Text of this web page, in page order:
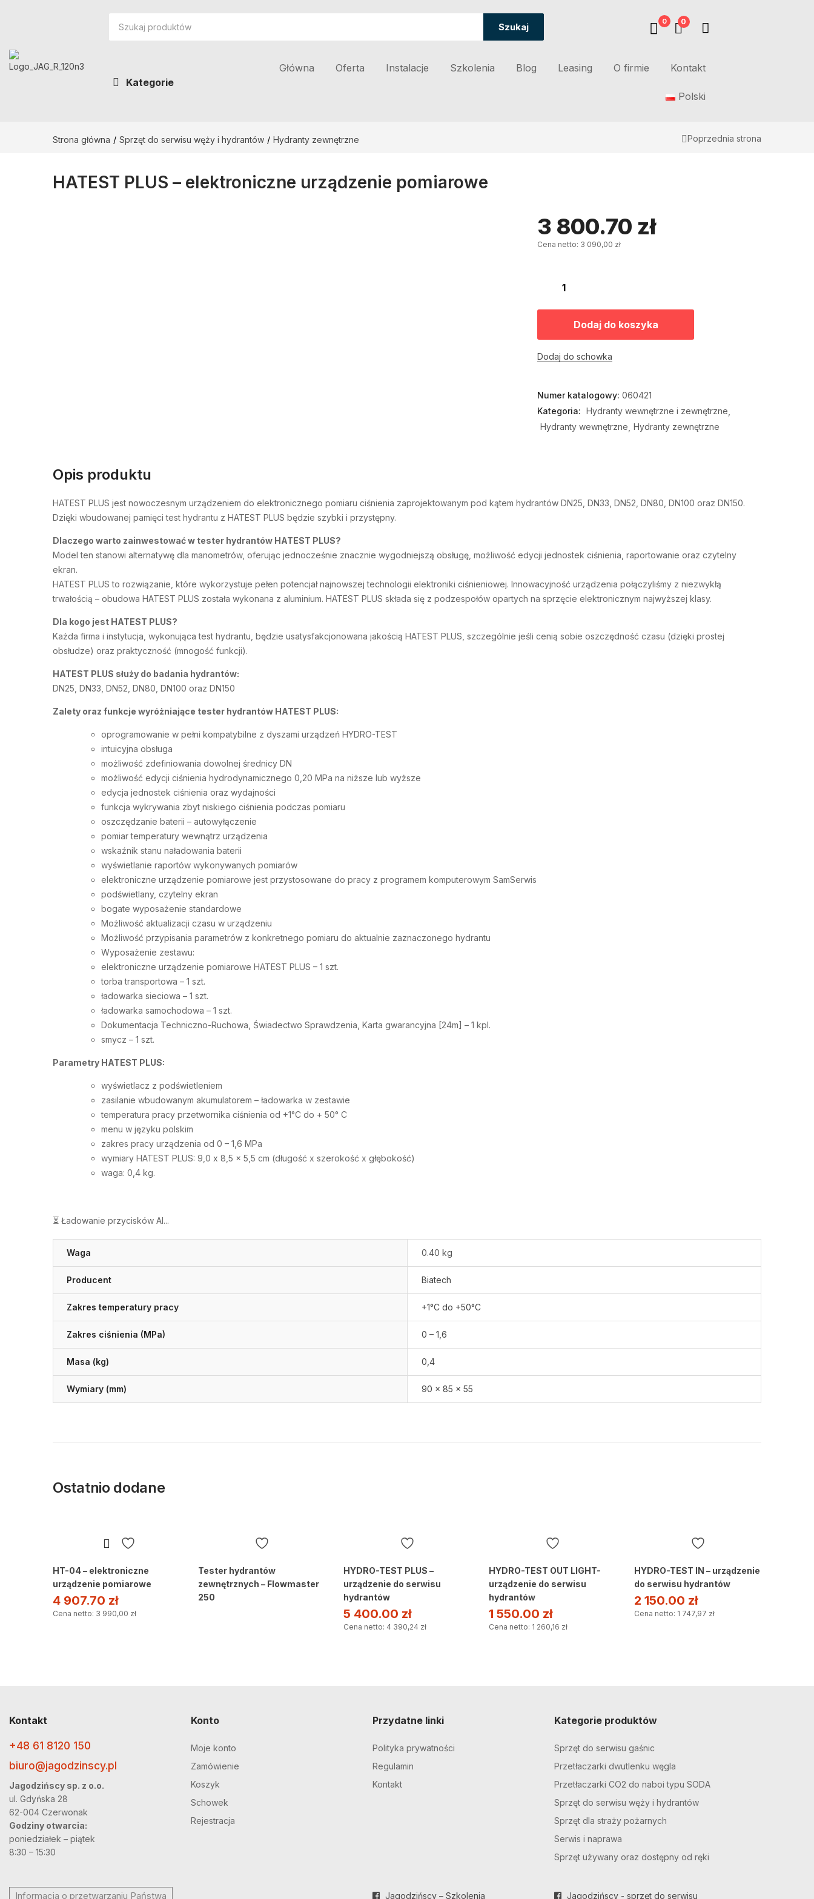
Szukaj 0 0
Kategorie
Główna Oferta Instalacje Szkolenia Blog Leasing O firmie Kontakt
Polski
Strona główna Sprzęt do serwisu węży i hydrantów Hydranty zewnętrzne Poprzednia strona
HATEST PLUS – elektroniczne urządzenie pomiarowe
3 800.70 zł
Cena netto: 3 090,00 zł
Dodaj do koszyka
Dodaj do schowka
Numer katalogowy: 060421
Kategoria: Hydranty wewnętrzne i zewnętrzne
Hydranty wewnętrzne Hydranty zewnętrzne
Opis produktu
HATEST PLUS jest nowoczesnym urządzeniem do elektronicznego pomiaru ciśnienia zaprojektowanym pod kątem hydrantów DN25, DN33, DN52, DN80, DN100 oraz DN150.
Dzięki wbudowanej pamięci test hydrantu z HATEST PLUS będzie szybki i przystępny.
Dlaczego warto zainwestować w tester hydrantów HATEST PLUS?
Model ten stanowi alternatywę dla manometrów, oferując jednocześnie znacznie wygodniejszą obsługę, możliwość edycji jednostek ciśnienia, raportowanie oraz czytelny
ekran.
HATEST PLUS to rozwiązanie, które wykorzystuje pełen potencjał najnowszej technologii elektroniki ciśnieniowej. Innowacyjność urządzenia połączyliśmy z niezwykłą
trwałością – obudowa HATEST PLUS została wykonana z aluminium. HATEST PLUS składa się z podzespołów opartych na sprzęcie elektronicznym najwyższej klasy.
Dla kogo jest HATEST PLUS?
Każda firma i instytucja, wykonująca test hydrantu, będzie usatysfakcjonowana jakością HATEST PLUS, szczególnie jeśli cenią sobie oszczędność czasu (dzięki prostej
obsłudze) oraz praktyczność (mnogość funkcji).
HATEST PLUS służy do badania hydrantów:
DN25, DN33, DN52, DN80, DN100 oraz DN150
Zalety oraz funkcje wyróżniające tester hydrantów HATEST PLUS:
oprogramowanie w pełni kompatybilne z dyszami urządzeń HYDRO-TEST
intuicyjna obsługa
możliwość zdefiniowania dowolnej średnicy DN
możliwość edycji ciśnienia hydrodynamicznego 0,20 MPa na niższe lub wyższe
edycja jednostek ciśnienia oraz wydajności
funkcja wykrywania zbyt niskiego ciśnienia podczas pomiaru
oszczędzanie baterii – autowyłączenie
pomiar temperatury wewnątrz urządzenia
wskaźnik stanu naładowania baterii
wyświetlanie raportów wykonywanych pomiarów
elektroniczne urządzenie pomiarowe jest przystosowane do pracy z programem komputerowym SamSerwis
podświetlany, czytelny ekran
bogate wyposażenie standardowe
Możliwość aktualizacji czasu w urządzeniu
Możliwość przypisania parametrów z konkretnego pomiaru do aktualnie zaznaczonego hydrantu
Wyposażenie zestawu:
elektroniczne urządzenie pomiarowe HATEST PLUS – 1 szt.
torba transportowa – 1 szt.
ładowarka sieciowa – 1 szt.
ładowarka samochodowa – 1 szt.
Dokumentacja Techniczno-Ruchowa, Świadectwo Sprawdzenia, Karta gwarancyjna [24m] – 1 kpl.
smycz – 1 szt.
Parametry HATEST PLUS:
wyświetlacz z podświetleniem
zasilanie wbudowanym akumulatorem – ładowarka w zestawie
temperatura pracy przetwornika ciśnienia od +1°C do + 50° C
menu w języku polskim
zakres pracy urządzenia od 0 – 1,6 MPa
wymiary HATEST PLUS: 9,0 x 8,5 x 5,5 cm (długość x szerokość x głębokość)
waga: 0,4 kg.
⏳ Ładowanie przycisków AI...
Waga 0.40 kg
Producent Biatech
Zakres temperatury pracy +1°C do +50°C
Zakres ciśnienia (MPa) 0 – 1,6
Masa (kg) 0,4
Wymiary (mm) 90 x 85 x 55
Ostatnio dodane
HT-04 – elektroniczne
urządzenie pomiarowe
4 907.70 zł
Cena netto: 3 990,00 zł
Tester hydrantów
zewnętrznych – Flowmaster
250
HYDRO-TEST PLUS –
urządzenie do serwisu
hydrantów
5 400.00 zł
Cena netto: 4 390,24 zł
HYDRO-TEST OUT LIGHT-
urządzenie do serwisu
hydrantów
1 550.00 zł
Cena netto: 1 260,16 zł
HYDRO-TEST IN – urządzenie
do serwisu hydrantów
2 150.00 zł
Cena netto: 1 747,97 zł
Kontakt
+48 61 8120 150
biuro@jagodzinscy.pl
Jagodzińscy sp. z o.o.
ul. Gdyńska 28
62-004 Czerwonak
Godziny otwarcia:
poniedziałek – piątek
8:30 – 15:30
Konto
Moje konto
Zamówienie
Koszyk
Schowek
Rejestracja
Przydatne linki
Polityka prywatności
Regulamin
Kontakt
Kategorie produktów
Sprzęt do serwisu gaśnic
Przetłaczarki dwutlenku węgla
Przetłaczarki CO2 do naboi typu SODA
Sprzęt do serwisu węży i hydrantów
Sprzęt dla straży pożarnych
Serwis i naprawa
Sprzęt używany oraz dostępny od ręki
Informacja o przetwarzaniu Państwa Jagodzińscy – Szkolenia Jagodzińscy - sprzęt do serwisu